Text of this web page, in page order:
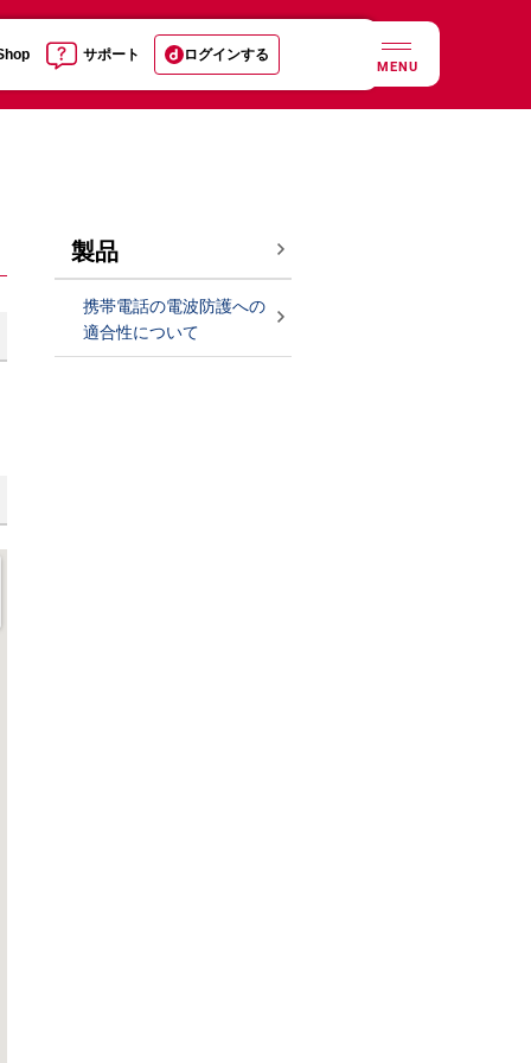
サポート ログインする
MENU
製品
携帯電話の電波防護への
適合性について